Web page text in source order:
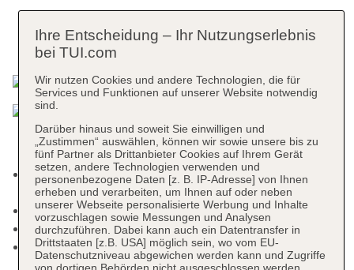
Das bietet Ihre Unterkunft
Kurtaxe/Ökotaxe/Touristensteuer zahlbar vor Ort:
ca. 4 EUR
Check-in Zeit ab 14:00 Uhr
Check-out Zeit bis 12:00 Uhr
Rezeption: täglich 24 Stunden, Sprachen:
deutsch, englisch, spanisch, französisch,
Ihre Entscheidung – Ihr Nutzungserlebnis
bei TUI.com
Wir nutzen Cookies und andere Technologien, die für
Services und Funktionen auf unserer Website notwendig
sind.
Darüber hinaus und soweit Sie einwilligen und
„Zustimmen“ auswählen, können wir sowie unsere bis zu
fünf Partner als Drittanbieter Cookies auf Ihrem Gerät
setzen, andere Technologien verwenden und
personenbezogene Daten [z. B. IP-Adresse] von Ihnen
erheben und verarbeiten, um Ihnen auf oder neben
unserer Webseite personalisierte Werbung und Inhalte
vorzuschlagen sowie Messungen und Analysen
durchzuführen. Dabei kann auch ein Datentransfer in
Drittstaaten [z.B. USA] möglich sein, wo vom EU-
Datenschutzniveau abgewichen werden kann und Zugriffe